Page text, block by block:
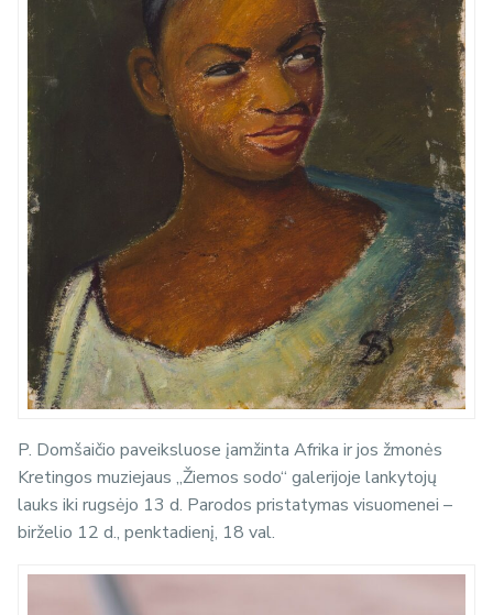
P. Domšaičio paveiksluose įamžinta Afrika ir jos žmonės
Kretingos muziejaus „Žiemos sodo“ galerijoje lankytojų
lauks iki rugsėjo 13 d. Parodos pristatymas visuomenei –
birželio 12 d., penktadienį, 18 val.